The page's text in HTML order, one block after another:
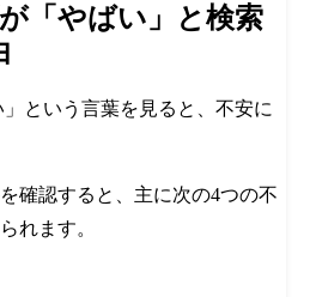
「やばい」と検索
」という言葉を見ると、不安に
確認すると、主に次の4つの不
れます。